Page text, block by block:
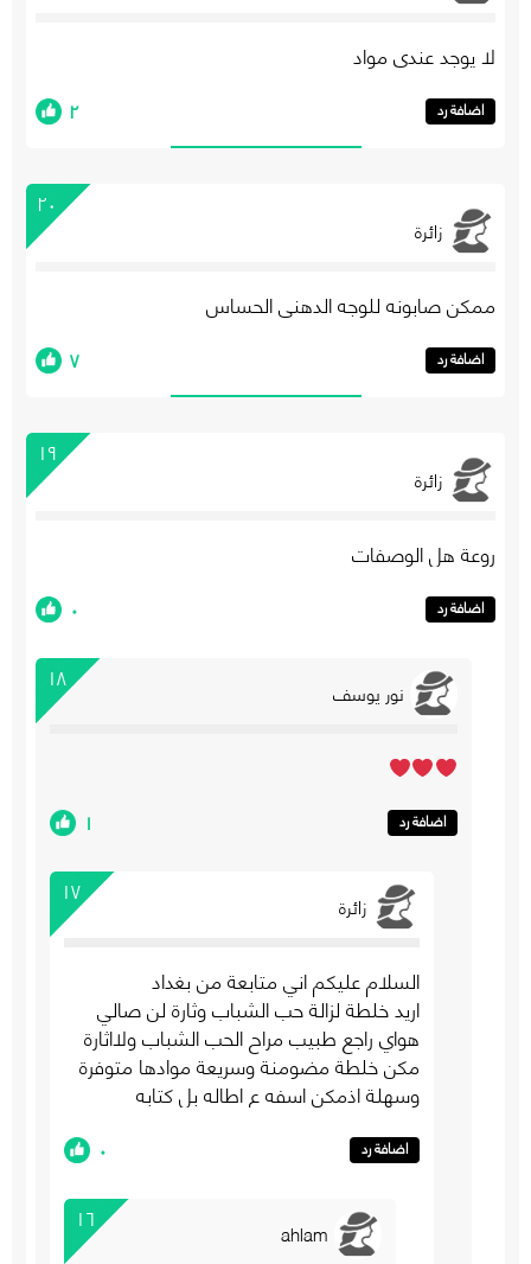
لا يوجد عندي مواد
اضافة رد ٢
٢٠
زائرة
ممكن صابونه للوجه الدهني الحساس
اضافة رد ٧
١٩
زائرة
روعة هل الوصفات
اضافة رد ٠
١٨ نور يوسف
اضافة رد ١
١٧ زائرة
السلام عليكم اني متابعة من بغداد
اريد خلطة لزالة حب الشباب وثارة لن صالي
هواي راجع طبيب مراح الحب الشباب وﻻاثارة
مكن خلطة مضومنة وسريعة موادها متوفرة
وسهلة اذمكن اسفه ع اطاله بل كتابه
اضافة رد ٠
١٦ ahlam